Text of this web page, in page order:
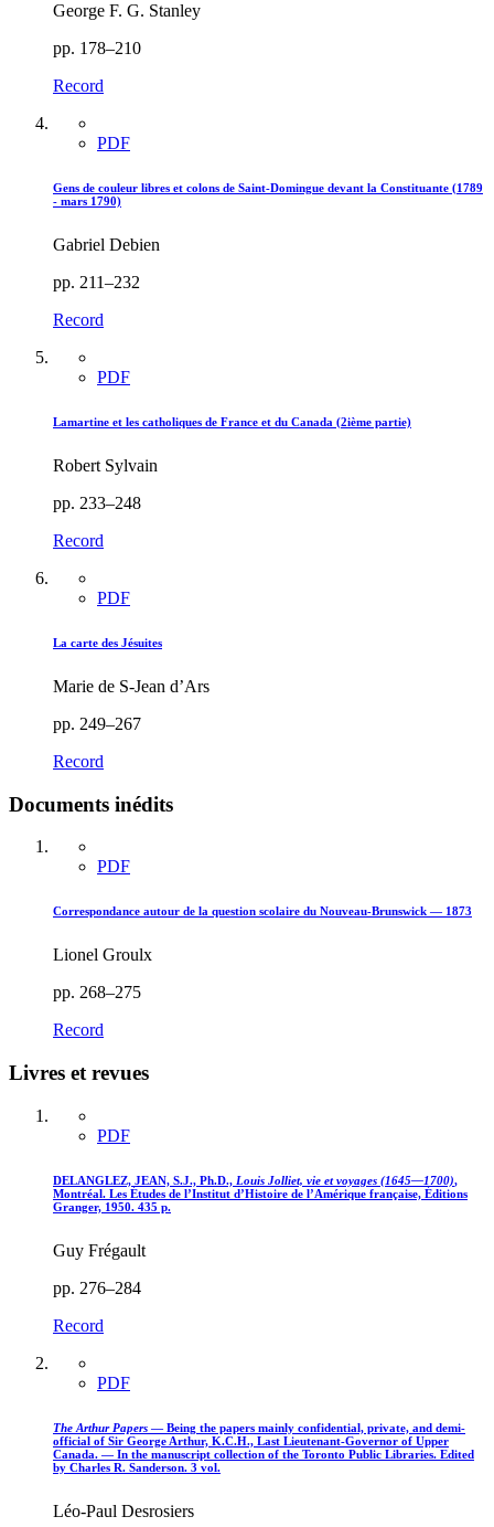
George F. G. Stanley
pp. 178–210
Record
PDF
Gens de couleur libres et colons de Saint-Domingue devant la Constituante (1789
- mars 1790)
Gabriel Debien
pp. 211–232
Record
PDF
Lamartine et les catholiques de France et du Canada (2ième partie)
Robert Sylvain
pp. 233–248
Record
PDF
La carte des Jésuites
Marie de S-Jean d’Ars
pp. 249–267
Record
Documents inédits
PDF
Correspondance autour de la question scolaire du Nouveau-Brunswick — 1873
Lionel Groulx
pp. 268–275
Record
Livres et revues
PDF
DELANGLEZ, JEAN, S.J., Ph.D., Louis Jolliet, vie et voyages (1645—1700),
Montréal. Les Études de l’Institut d’Histoire de l’Amérique française, Éditions
Granger, 1950. 435 p.
Guy Frégault
pp. 276–284
Record
PDF
The Arthur Papers — Being the papers mainly confidential, private, and demi-
official of Sir George Arthur, K.C.H., Last Lieutenant-Governor of Upper
Canada. — In the manuscript collection of the Toronto Public Libraries. Edited
by Charles R. Sanderson. 3 vol.
Léo-Paul Desrosiers